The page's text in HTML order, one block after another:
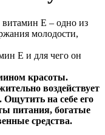
витамин Е – одно из
молодости,
красоты.
воздействует
Ощутить на себе его
питания, богатые
средства.